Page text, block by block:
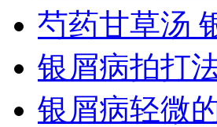
芍药甘草汤
银屑病拍打
银屑病轻微